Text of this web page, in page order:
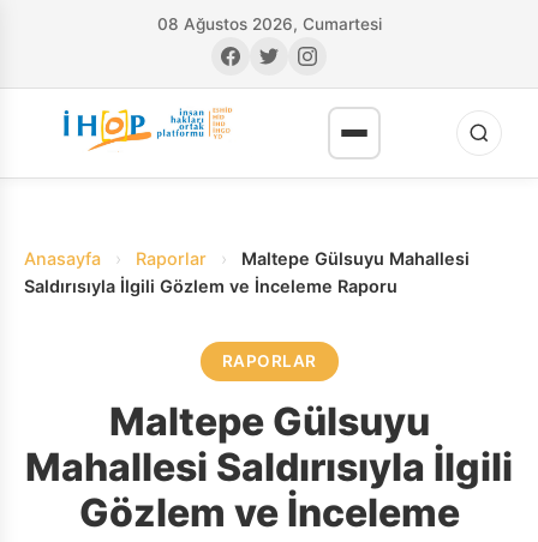
08 Ağustos 2026, Cumartesi
Anasayfa › Raporlar ›
Maltepe Gülsuyu Mahallesi
Saldırısıyla İlgili Gözlem ve İnceleme Raporu
RAPORLAR
Maltepe Gülsuyu
Mahallesi Saldırısıyla İlgili
Gözlem ve İnceleme